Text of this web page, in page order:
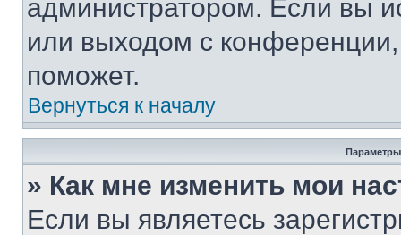
администратором. Если вы
или выходом с
поможет.
Вернуться к началу
Параметры
» Как мне изменить мои
Если вы являетесь